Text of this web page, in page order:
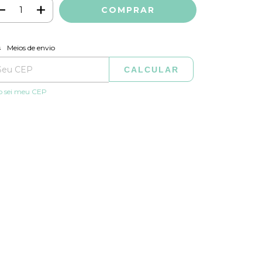
para o CEP:
Meios de envio
CALCULAR
sei meu CEP